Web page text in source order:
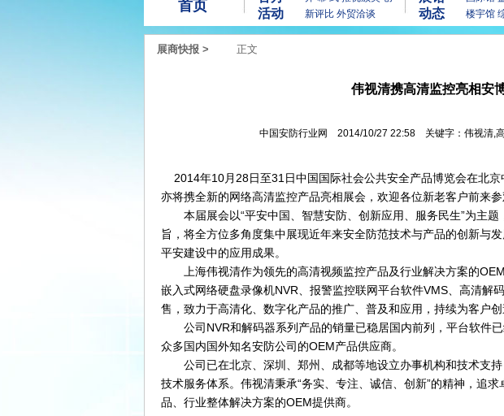
首页
活动
新评比 外贸洽谈
动态
楼宇馆
展商快报 > 正文
伟视清携高清监控亮相安
中国安防行业网 2014/10/27 22:58 关键字：伟视清,
2014年10月28日至31日中国国际社会公共安全产品博览会在北
亦将携全新的网络高清监控产品亮相展会，欢迎各位新老客户前来参
本届展会以“平安中国、智慧安防、创新应用、服务民生”为主题
旨，将全方位多角度集中展现近年来安全防范技术与产品的创新与
平安建设中的应用成果。
上海伟视清作为领先的高清视频监控产品及行业解决方案的
嵌入式网络硬盘录像机NVR、报警监控联网平台软件VMS、高清解
售，致力于高清化、数字化产品的推广、普及和应用，持续为客户创
公司NVR和解码器系列产品的销量已稳居国内前列，平台软件已
众多国内国外知名安防公司的OEM产品供应商。
公司已在北京、深圳、郑州、成都等地设立办事机构和技术支持
技术服务体系。伟视清秉承“务实、专注、诚信、创新”的精神，追
品、行业整体解决方案的OEM提供商。